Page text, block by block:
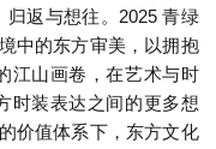
返与想往。2025 青绿
中的东方审美，以拥抱
江山画卷，在艺术与时
时装表达之间的更多想
价值体系下，东方文化